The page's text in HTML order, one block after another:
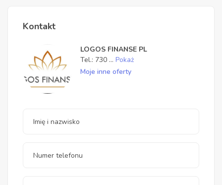
Kontakt
LOGOS FINANSE PL
Tel.: 730 ... Pokaż
Moje inne oferty